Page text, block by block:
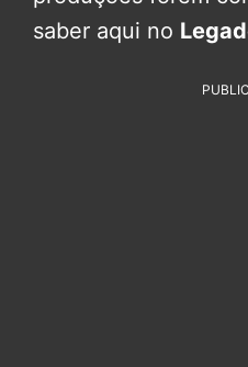
saber aqui no